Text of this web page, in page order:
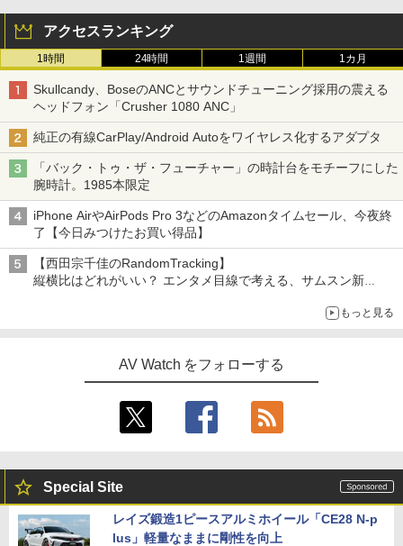
アクセスランキング
1時間 24時間 1週間 1カ月
Skullcandy、BoseのANCとサウンドチューニング採用の震える
ヘッドフォン「Crusher 1080 ANC」
純正の有線CarPlay/Android Autoをワイヤレス化するアダプタ
「バック・トゥ・ザ・フューチャー」の時計台をモチーフにした
腕時計。1985本限定
iPhone AirやAirPods Pro 3などのAmazonタイムセール、今夜終
了【今日みつけたお買い得品】
【西田宗千佳のRandomTracking】
縦横比はどれがいい？ エンタメ目線で考える、サムスン新
もっと見る
AV Watch をフォローする
Special Site
レイズ鍛造1ピースアルミホイール「CE28 N-p
lus」軽量なままに剛性を向上